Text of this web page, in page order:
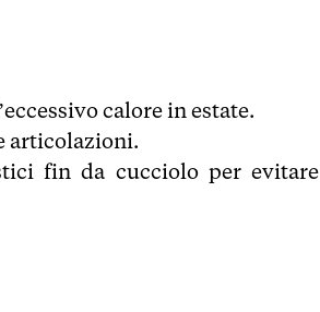
calore in estate.
articolazioni.
fin da cucciolo per evitare